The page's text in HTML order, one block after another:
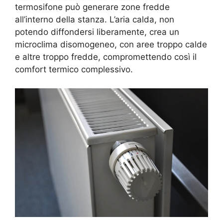
termosifone può generare zone fredde
all’interno della stanza. L’aria calda, non
potendo diffondersi liberamente, crea un
microclima disomogeneo, con aree troppo calde
e altre troppo fredde, compromettendo così il
comfort termico complessivo.